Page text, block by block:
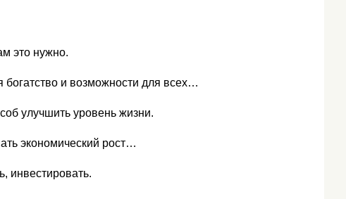
это нужно.
богатство и возможности для всех…
улучшить уровень жизни.
экономический рост…
инвестировать.